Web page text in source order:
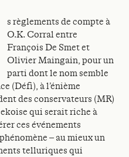
s règlements de compte à
O.K. Corral entre
François De Smet et
Olivier Maingain, pour un
parti dont le nom semble
(Défi), à l’énième
des conservateurs (MR)
qui serait riche à
ces événements
– au mieux un
telluriques qui